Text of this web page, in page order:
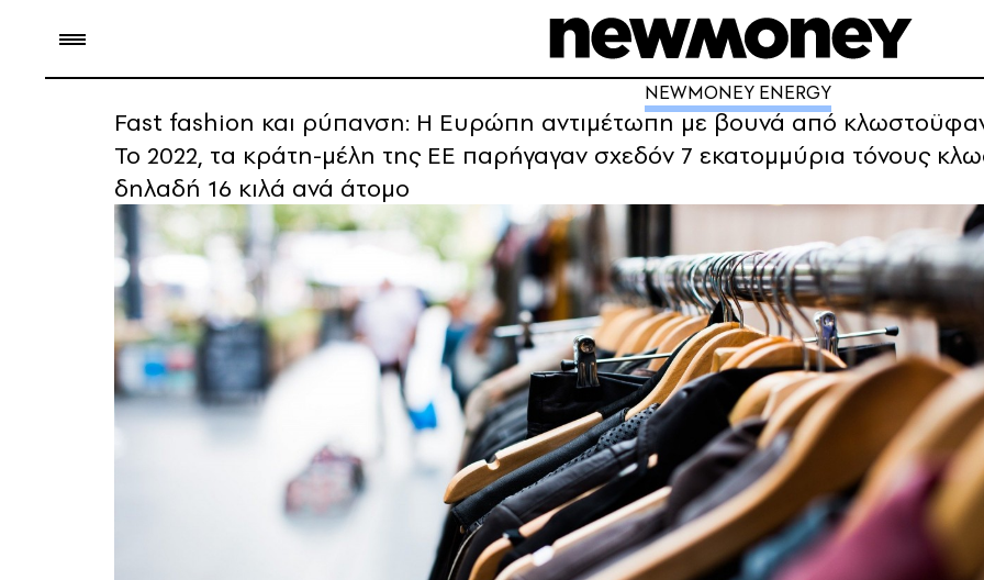
NEWMONEY ENERGY
Fast fashion και ρύπανση: Η Ευρώπη αντιμέτωπη με βουνά από
Το 2022, τα κράτη-μέλη της ΕΕ παρήγαγαν σχεδόν 7 εκατομμύρια τόνους
δηλαδή 16 κιλά ανά άτομο